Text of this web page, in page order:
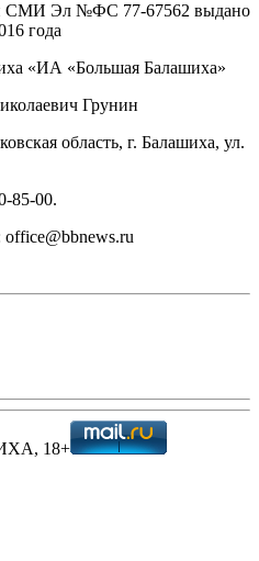
СМИ Эл №ФС ‎77-67562 выдано
года
«ИА «Большая Балашиха»
Грунин
область, г. Балашиха, ул.
85-00.
18+